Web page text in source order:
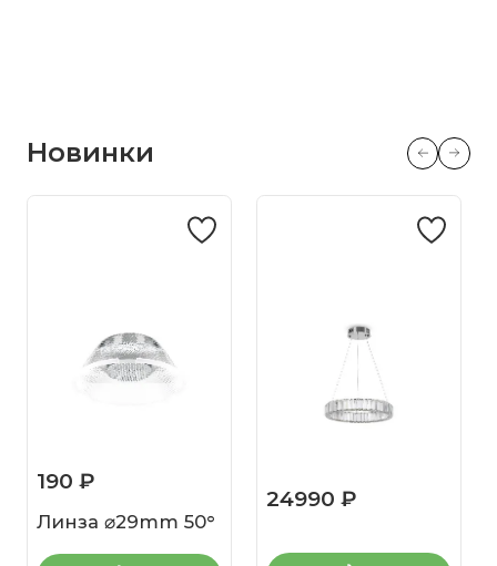
Новинки
190 ₽
Линза ⌀29mm 50°
24990 ₽